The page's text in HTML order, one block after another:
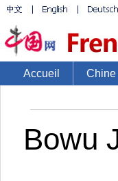
Accueil Chine
Bowu